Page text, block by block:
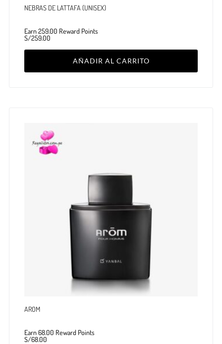
NEBRAS DE LATTAFA (UNISEX)
Earn 259.00 Reward Points
S/259.00
AÑADIR AL CARRITO
AROM
Earn 68.00 Reward Points
S/68.00